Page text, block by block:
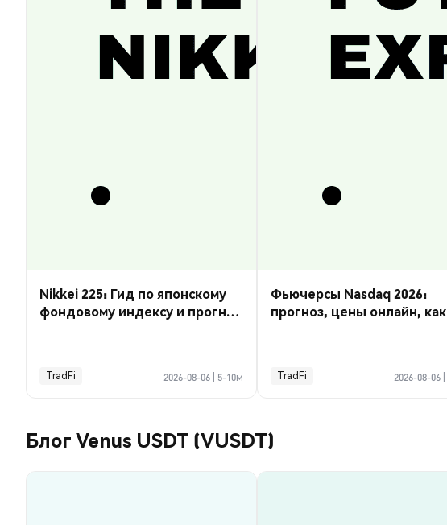
Nikkei 225: Гид по японскому
фондовому индексу и прогноз
TradFi 2026-08-06 5-10м
Фьючерсы Nasdaq 2026:
прогноз, цены онлайн, как
TradFi 2026-08-06
Блог Venus USDT (VUSDT)